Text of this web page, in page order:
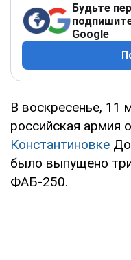
Будьте
Google
В воскресенье, 11
российская армия
Константиновке
было выпущено
ФАБ-250.